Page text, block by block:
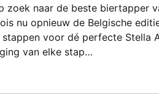
zoek naar de beste biertapper
nu opnieuw de Belgische
voor dé perfecte
van elke stap…